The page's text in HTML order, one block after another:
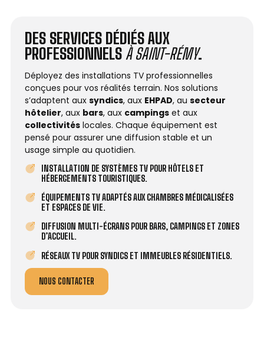
DES SERVICES DÉDIÉS AUX
PROFESSIONNELS À SAINT-RÉMY.
Déployez des installations TV professionnelles
conçues pour vos réalités terrain. Nos solutions
s’adaptent aux syndics, aux EHPAD, au secteur
hôtelier, aux bars, aux campings et aux
collectivités locales. Chaque équipement est
pensé pour assurer une diffusion stable et un
usage simple au quotidien.
INSTALLATION DE SYSTÈMES TV POUR HÔTELS ET
HÉBERGEMENTS TOURISTIQUES.
ÉQUIPEMENTS TV ADAPTÉS AUX CHAMBRES MÉDICALISÉES
ET ESPACES DE VIE.
DIFFUSION MULTI-ÉCRANS POUR BARS, CAMPINGS ET ZONES
D’ACCUEIL.
RÉSEAUX TV POUR SYNDICS ET IMMEUBLES RÉSIDENTIELS.
NOUS CONTACTER